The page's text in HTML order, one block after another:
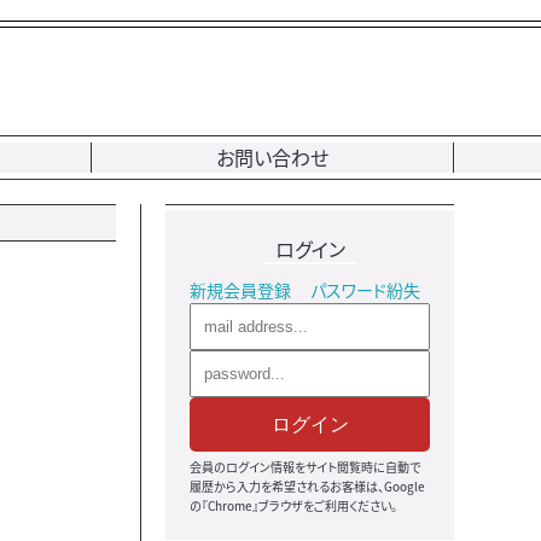
お問い合わせ
ログイン
新規会員登録 パスワード紛失
ログイン
会員のログイン情報をサイト閲覧時に自動で
履歴から入力を希望されるお客様は、Google
の『Chrome』ブラウザをご利用ください。